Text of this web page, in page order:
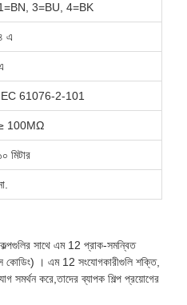
3=BU, 4=BK
এ
61076-2-101
100MΩ
মিটার
সাথে এম 12 প্রাক-সমন্বিত
কোডিং) । এম 12 সংযোগকারীগুলি শক্তি,
সমর্থন করে,তাদের ব্যাপক শিল্প প্রয়োগের